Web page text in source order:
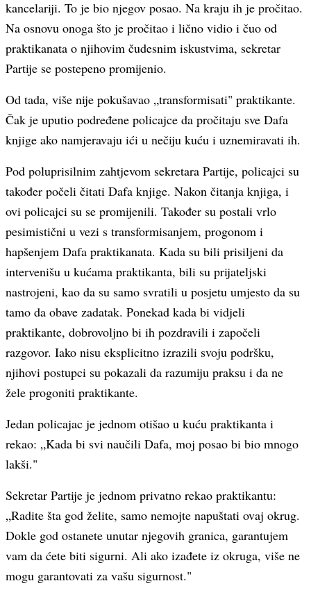
kancelariji. To je bio njegov posao. Na kraju ih je pročitao.
Na osnovu onoga što je pročitao i lično vidio i čuo od
praktikanata o njihovim čudesnim iskustvima, sekretar
Partije se postepeno promijenio.
Od tada, više nije pokušavao „transformisati" praktikante.
Čak je uputio podređene policajce da pročitaju sve Dafa
knjige ako namjeravaju ići u nečiju kuću i uznemiravati ih.
Pod poluprisilnim zahtjevom sekretara Partije, policajci su
također počeli čitati Dafa knjige. Nakon čitanja knjiga, i
ovi policajci su se promijenili. Također su postali vrlo
pesimistični u vezi s transformisanjem, progonom i
hapšenjem Dafa praktikanata. Kada su bili prisiljeni da
intervenišu u kućama praktikanta, bili su prijateljski
nastrojeni, kao da su samo svratili u posjetu umjesto da su
tamo da obave zadatak. Ponekad kada bi vidjeli
praktikante, dobrovoljno bi ih pozdravili i započeli
razgovor. Iako nisu eksplicitno izrazili svoju podršku,
njihovi postupci su pokazali da razumiju praksu i da ne
žele progoniti praktikante.
Jedan policajac je jednom otišao u kuću praktikanta i
rekao: „Kada bi svi naučili Dafa, moj posao bi bio mnogo
lakši."
Sekretar Partije je jednom privatno rekao praktikantu:
„Radite šta god želite, samo nemojte napuštati ovaj okrug.
Dokle god ostanete unutar njegovih granica, garantujem
vam da ćete biti sigurni. Ali ako izađete iz okruga, više ne
mogu garantovati za vašu sigurnost."